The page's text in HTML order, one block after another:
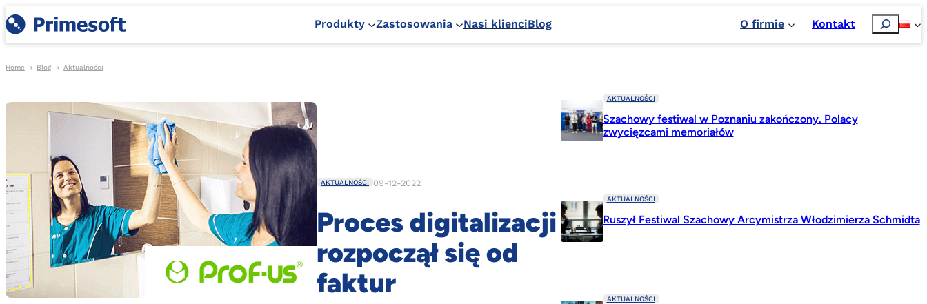
Produkty Zastosowania Nasi klienciBlog O firmie Kontakt Szukaj
Home » Blog » Aktualności
AKTUALNOŚCI 09-12-2022
Proces digitalizacji
rozpoczął się od
faktur
AKTUALNOŚCI
Szachowy festiwal w Poznaniu zakończony. Polacy
zwycięzcami memoriałów
AKTUALNOŚCI
Ruszył Festiwal Szachowy Arcymistrza Włodzimierza Schmidta
AKTUALNOŚCI